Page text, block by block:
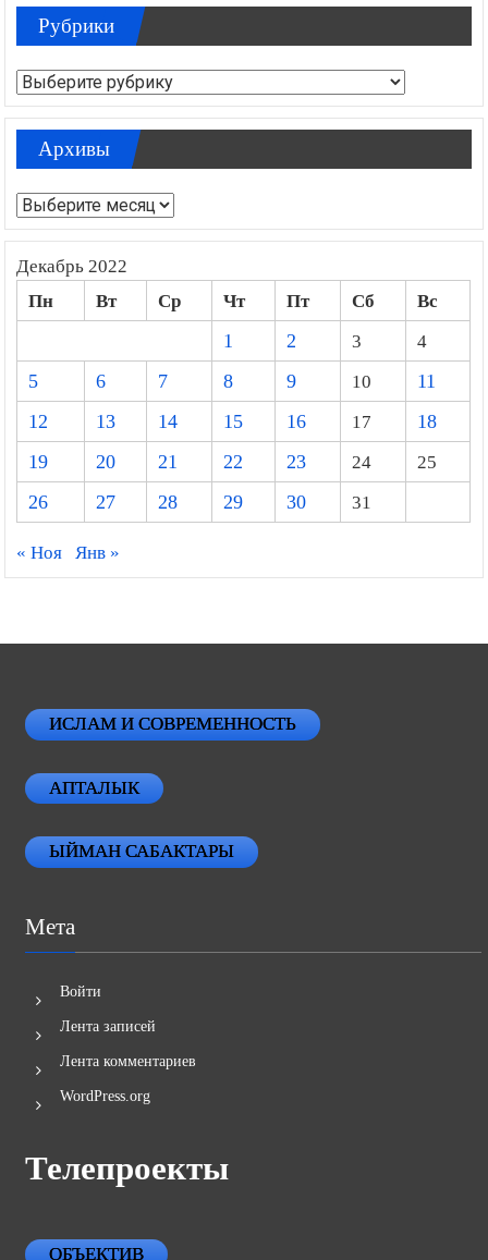
Рубрики
Рубрики
Архивы
Архивы
Декабрь 2022
Пн Вт Ср Чт Пт Сб
Вс
1
2 3
4
5
6 7 8 9 10
11
12
13 14 15 16 17
18
19
20 21 22 23 24
25
26
27 28 29 30 31
« Ноя Янв »
Мета
Телепроекты